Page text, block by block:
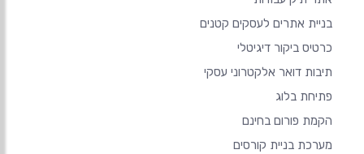
בניית אתרים לעסקים קטנים
כרטיס ביקור דיגיטלי
תיבות דואר אלקטרוני עסקי
פתיחת בלוג
הקמת פורום בחינם
מערכת בניית קורסים